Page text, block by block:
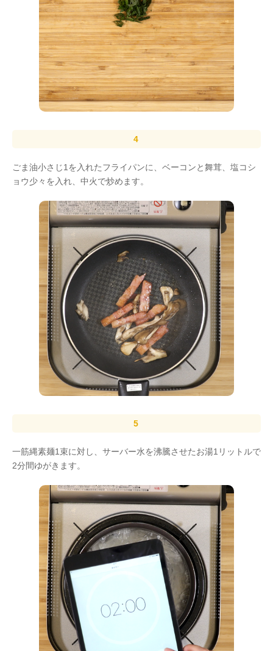
ごま油小さじ1を入れたフライパンに、ベーコンと舞茸、塩コシ
ョウ少々を入れ、中火で炒めます。
一筋縄素麺1束に対し、サーバー水を沸騰させたお湯1リットルで
2分間ゆがきます。